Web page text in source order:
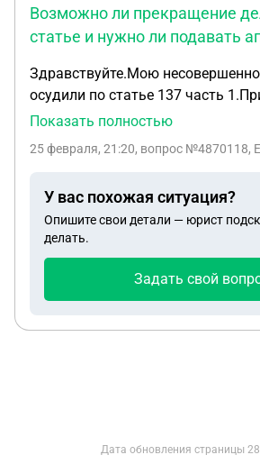
него, но он все равно хочет
согласия через суд. Подскажите пожалуйста,
сделать?
Возможно ли прекращение
статье и нужно ли подавать
Здравствуйте.Мою
осудили по статье 137 часть
обязательных работ.Все
возмещён моральный и
том что она желает прекратить
применением сторон и ей
моральный и материальный
прекращение дела по этой
Показать полностью
25 февраля, 21:20, вопрос №4870118,
У вас похожая ситуация?
Опишите свои детали — юрист
делать.
Задать свой
Дата обновления страницы